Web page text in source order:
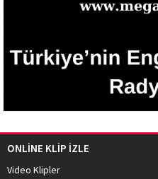
ONLİNE KLİP İZLE
Video Klipler